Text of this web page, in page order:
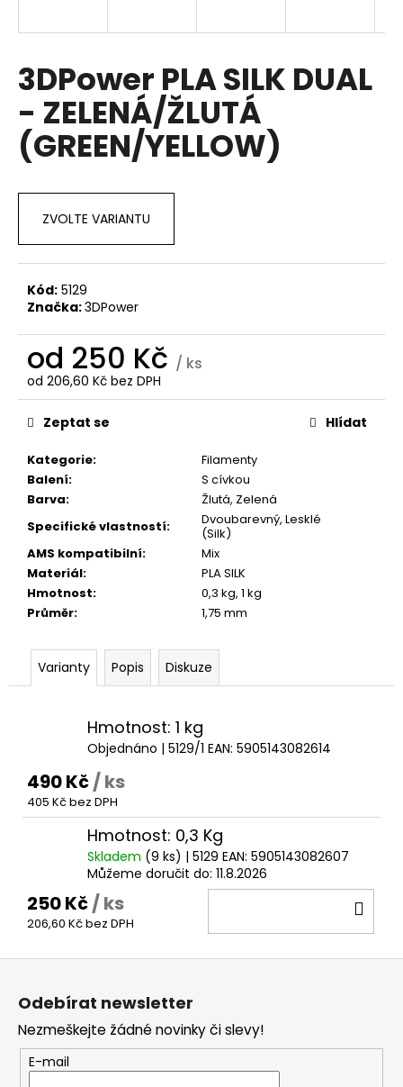
3DPower PLA SILK DUAL
- ZELENÁ/ŽLUTÁ
(GREEN/YELLOW)
ZVOLTE VARIANTU
Kód: 5129
Značka:3DPower
od 250 Kč / ks
od 206,60 Kč bez DPH
Měrná
cena:
Kategorie:
Filamenty
Balení:
S cívkou
Barva: Žlutá, Zelená
Specifické vlastností: Dvoubarevný, Lesklé
(Silk)
AMS kompatibilní:
Mix
Materiál:
PLA SILK
Hmotnost: 0,3 kg, 1 kg
Průměr: 1,75 mm
Zeptat se Hlídat
Varianty Popis Diskuze
Hmotnost: 1 kg
Objednáno | 5129/1 EAN: 5905143082614
490 Kč/ ks
405 Kč bez DPH
Hmotnost: 0,3 Kg
Skladem (9 ks) | 5129 EAN: 5905143082607
Můžeme doručit do: 11.8.2026
250 Kč/ ks
206,60 Kč bez DPH
í
t
?
D
o
u
č
u
e
m
e
Z
Odebírat newsletter
Nezmeškejte žádné novinky či slevy!
E-mail